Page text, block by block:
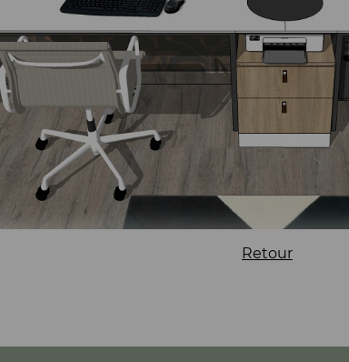
Retour